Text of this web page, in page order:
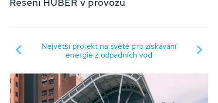
Řešení HUBER v provozu
Největší projekt na světě pro získávání
energie z odpadních vod